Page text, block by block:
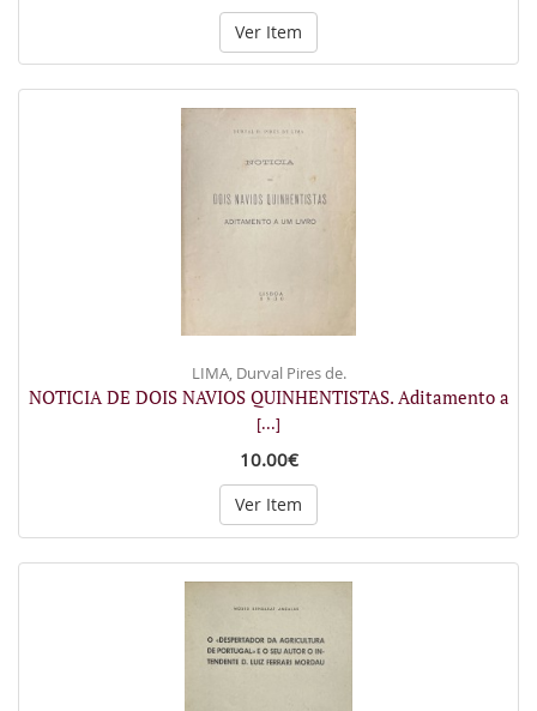
Ver Item
LIMA, Durval Pires de.
NOTICIA DE DOIS NAVIOS QUINHENTISTAS. Aditamento a
[...]
10.00€
Ver Item